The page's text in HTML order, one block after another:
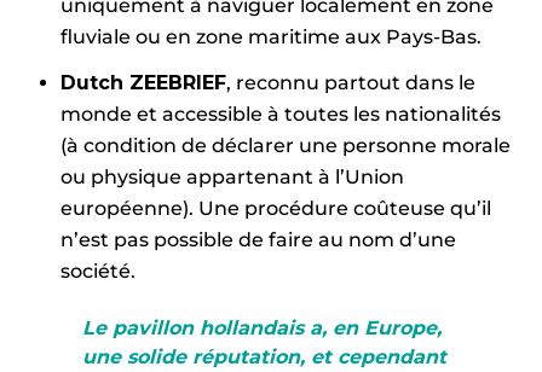
uniquement à naviguer localement en zone
fluviale ou en zone maritime aux Pays-Bas.
Dutch ZEEBRIEF, reconnu partout dans le
monde et accessible à toutes les nationalités
(à condition de déclarer une personne morale
ou physique appartenant à l’Union
européenne). Une procédure coûteuse qu’il
n’est pas possible de faire au nom d’une
société.
Le pavillon hollandais a, en Europe,
une solide réputation, et cependant